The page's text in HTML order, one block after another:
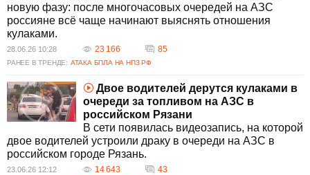
серьезного внимания и адекватного
реагирования со стороны властей.
Почему уровень конфликтов и драк в
обществе растет?
социальных, экономических и политических
проблем. Насилие часто связано с
непониманием или неумением решать споры
мирным путем. Важно работать над
улучшением коммуникации и создавать
условия для мирного взаимодействия.
Как реагируют правоохранительные органы
новую фазу: после многочасовых очередей на АЗС
россияне всё чаще начинают выяснять отношения
кулаками.
28.06.26 10:28 23 166 85
РАНЕЕ В ТРЕНДЕ: АТАКА БПЛА НА НПЗ РФ
Двое водителей дерутся кулаками в
очереди за топливом на АЗС в
российском Рязани
В сети появилась видеозапись, на которой
двое водителей устроили драку в очереди на АЗС в
российском городе Рязань.
23.06.26 12:12 14 643 43